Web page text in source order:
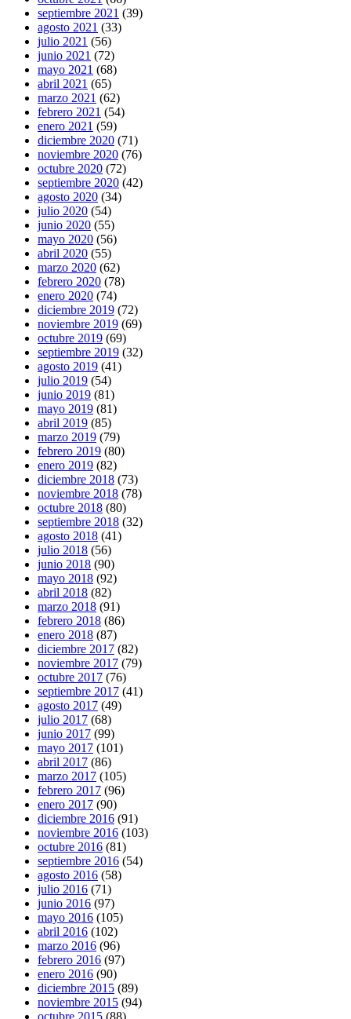
septiembre 2021 (39)
agosto 2021 (33)
julio 2021 (56)
junio 2021 (72)
mayo 2021 (68)
abril 2021 (65)
marzo 2021 (62)
febrero 2021 (54)
enero 2021 (59)
diciembre 2020 (71)
noviembre 2020 (76)
octubre 2020 (72)
septiembre 2020 (42)
agosto 2020 (34)
julio 2020 (54)
junio 2020 (55)
mayo 2020 (56)
abril 2020 (55)
marzo 2020 (62)
febrero 2020 (78)
enero 2020 (74)
diciembre 2019 (72)
noviembre 2019 (69)
octubre 2019 (69)
septiembre 2019 (32)
agosto 2019 (41)
julio 2019 (54)
junio 2019 (81)
mayo 2019 (81)
abril 2019 (85)
marzo 2019 (79)
febrero 2019 (80)
enero 2019 (82)
diciembre 2018 (73)
noviembre 2018 (78)
octubre 2018 (80)
septiembre 2018 (32)
agosto 2018 (41)
julio 2018 (56)
junio 2018 (90)
mayo 2018 (92)
abril 2018 (82)
marzo 2018 (91)
febrero 2018 (86)
enero 2018 (87)
diciembre 2017 (82)
noviembre 2017 (79)
octubre 2017 (76)
septiembre 2017 (41)
agosto 2017 (49)
julio 2017 (68)
junio 2017 (99)
mayo 2017 (101)
abril 2017 (86)
marzo 2017 (105)
febrero 2017 (96)
enero 2017 (90)
diciembre 2016 (91)
noviembre 2016 (103)
octubre 2016 (81)
septiembre 2016 (54)
agosto 2016 (58)
julio 2016 (71)
junio 2016 (97)
mayo 2016 (105)
abril 2016 (102)
marzo 2016 (96)
febrero 2016 (97)
enero 2016 (90)
diciembre 2015 (89)
noviembre 2015 (94)
octubre 2015 (88)